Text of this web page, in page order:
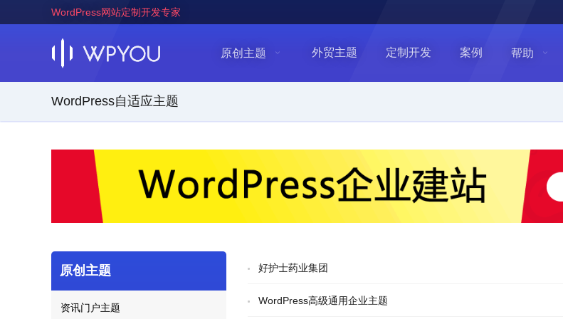
WordPress网站定制开发专家
原创主题 外贸主题 定制开发 案例 帮助
WordPress自适应主题
好护士药业集团
WordPress高级通用企业主题
原创主题
资讯门户主题